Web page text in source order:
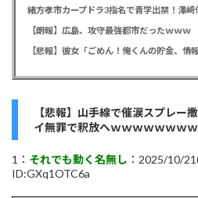
【朗報】広島、攻守最強都市だったｗｗｗ
【悲報】山手線で催涙スプレ
イ無罪で釈放へｗｗｗｗｗｗｗｗ
1： それでも動く名無し ：2025/10/
ID:GXq1OTC6a